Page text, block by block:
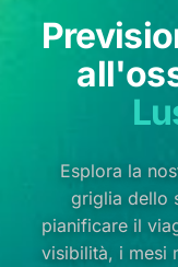
Esplora la
griglia dello
pianificare il
visibilità, i mesi